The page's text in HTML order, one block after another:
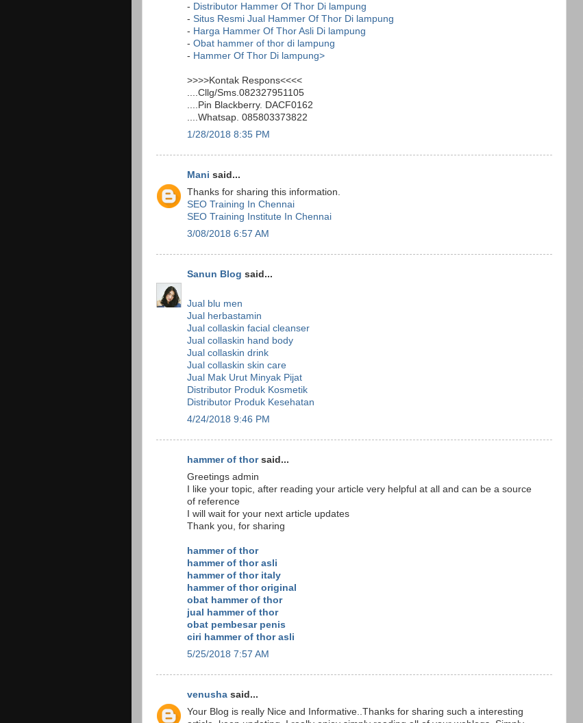
- Distributor Hammer Of Thor Di lampung
- Situs Resmi Jual Hammer Of Thor Di lampung
- Harga Hammer Of Thor Asli Di lampung
- Obat hammer of thor di lampung
- Hammer Of Thor Di lampung>
>>>>Kontak Respons<<<<
....Cllg/Sms.082327951105
....Pin Blackberry. DACF0162
....Whatsap. 085803373822
1/28/2018 8:35 PM
Mani said...
Thanks for sharing this information.
SEO Training In Chennai
SEO Training Institute In Chennai
3/08/2018 6:57 AM
Sanun Blog said...
Jual blu men
Jual herbastamin
Jual collaskin facial cleanser
Jual collaskin hand body
Jual collaskin drink
Jual collaskin skin care
Jual Mak Urut Minyak Pijat
Distributor Produk Kosmetik
Distributor Produk Kesehatan
4/24/2018 9:46 PM
hammer of thorsaid...
Greetings admin
I like your topic, after reading your article very helpful at all and can be a source
of reference
I will wait for your next article updates
Thank you, for sharing
hammer of thor
hammer of thor asli
hammer of thor italy
hammer of thor original
obat hammer of thor
jual hammer of thor
obat pembesar penis
ciri hammer of thor asli
5/25/2018 7:57 AM
venusha said...
Your Blog is really Nice and Informative..Thanks for sharing such a interesting